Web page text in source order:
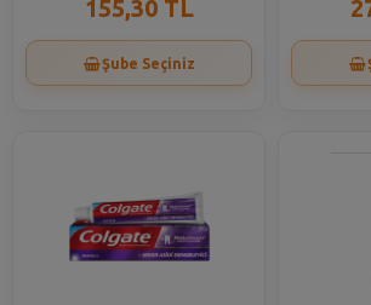
155,30 TL
Şube Seçiniz